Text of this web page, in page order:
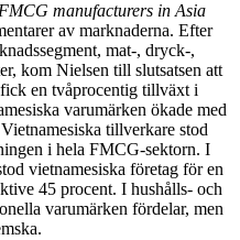
manufacturers in Asia
av marknaderna. Efter
mat-, dryck-,
kom Nielsen till slutsatsen att
en tvåprocentig tillväxt i
varumärken ökade med
tillverkare stod
i hela FMCG-sektorn. I
vietnamesiska företag för en
45 procent. I hushålls- och
varumärken fördelar, men